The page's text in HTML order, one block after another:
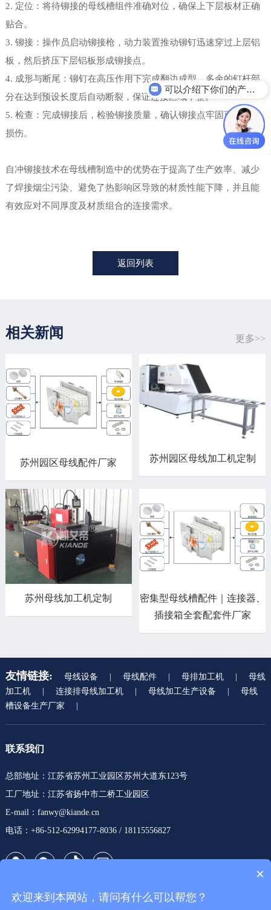
2. 定位：将待铆接的母线槽组件准确对位，确保上下层板材正确
贴合。
3. 铆接：操作员启动铆接枪，动力装置推动铆钉迅速穿过上层铝
板，然后挤压下层铝板形成铆接点。
4. 成形与断尾：铆钉在高压作用下完成翻边成型，多余的钉杆部
分在达到预设长度后自动断裂，保证连接区域平整。
5. 检查：完成铆接后，检验铆接质量，确认铆接点牢固可靠且无
损伤。
自冲铆接技术在母线槽制造中的优势在于提高了生产效率、减少
了焊接烟尘污染、避免了热影响区导致的材质性能下降，并且能
有效应对不同厚度及材质组合的连接需求。
返回列表
更多>>
相关新闻
苏州园区母线配件厂家 苏州园区母线加工机定制
苏州母线加工机定制
密集型母线槽配件｜连接器、
插接箱全套配套件厂家
友情链接: 母线设备 | 母线配件 | 母排加工机 |
母线
加工机
| 连接排母线加工机 | 母线加工生产设备 |
母线
槽设备生产厂家
|
联系我们
总部地址：江苏省苏州工业园区苏州大道东123号
工厂地址：江苏省扬中市二桥工业园区
E-mail：fanwy@kiande.cn
电话：+86-512-62994177-8036 / 18115556827
可以介绍下你们的产品么？
×
欢迎来到本网站，请问有什么可以帮您？